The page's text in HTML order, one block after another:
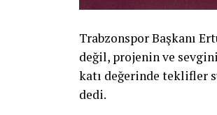
Trabzonspor Başkanı
değil, projenin ve
katı değerinde teklifler
dedi.